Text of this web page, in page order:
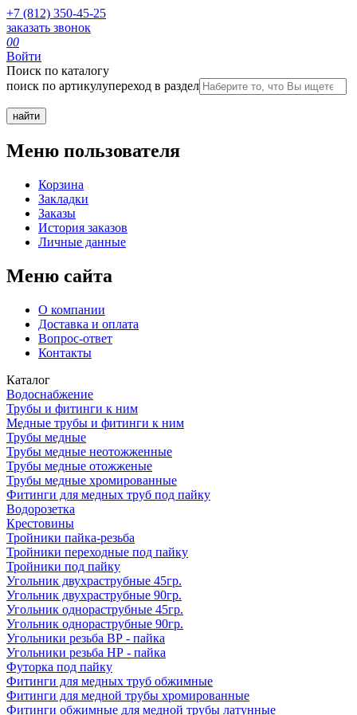
+7 (812) 350-45-25
заказать звонок
00
Войти
Поиск по каталогу
поиск по артикулупереход в раздел
Меню пользователя
Корзина
Закладки
Заказы
История заказов
Личные данные
Меню сайта
О компании
Доставка и оплата
Вопрос-ответ
Контакты
Каталог
Водоснабжение
Трубы и фитинги к ним
Медные трубы и фитинги к ним
Трубы медные
Трубы медные неотожженные
Трубы медные отожженые
Трубы медные хромированные
Фитинги для медных труб под пайку
Водорозетка
Крестовины
Тройники пайка-резьба
Тройники переходные под пайку
Тройники под пайку
Угольник двухраструбные 45гр.
Угольник двухраструбные 90гр.
Угольник однораструбные 45гр.
Угольник однораструбные 90гр.
Угольники резьба ВР - пайка
Угольники резьба НР - пайка
Футорка под пайку
Фитинги для медных труб обжимные
Фитинги для медной трубы хромированные
Фитинги обжимные для медной трубы латунные